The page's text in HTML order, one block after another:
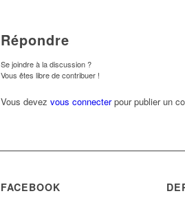
Répondre
Se joindre à la discussion ?
Vous êtes libre de contribuer !
Vous devez vous connecterpour publier un
FACEBOOK